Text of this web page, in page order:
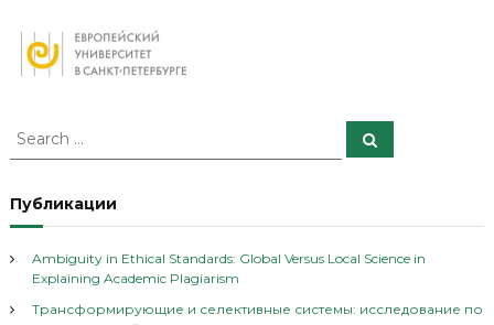
S
e
r
c
f
r
S
e
Публикации
Ambiguity in Ethical Standards: Global Versus Local Science in
Explaining Academic Plagiarism
Трансформирующие и селективные системы: исследование по